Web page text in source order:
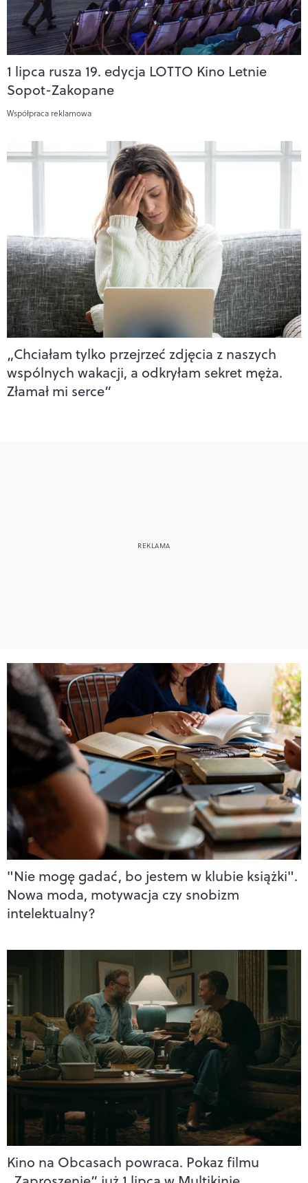
1 lipca rusza 19. edycja LOTTO Kino Letnie
Sopot-Zakopane
Współpraca reklamowa
„Chciałam tylko przejrzeć zdjęcia z naszych
wspólnych wakacji, a odkryłam sekret męża.
Złamał mi serce”
"Nie mogę gadać, bo jestem w klubie książki".
Nowa moda, motywacja czy snobizm
intelektualny?
Kino na Obcasach powraca. Pokaz filmu